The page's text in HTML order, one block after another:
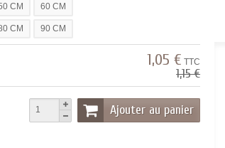
CM 60 CM
CM 90 CM
1,05 € TTC
1,15 €
Ajouter au panier